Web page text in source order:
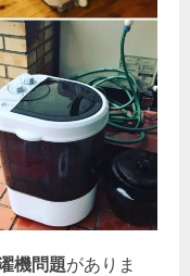
機問題がありま